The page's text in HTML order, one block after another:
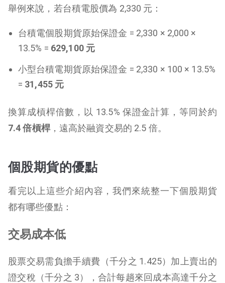
舉例來說，若台積電股價為 2,330 元：
台積電個股期貨原始保證金 = 2,330 × 2,000 ×
13.5% = 629,100 元
小型台積電期貨原始保證金 = 2,330 × 100 × 13.5%
= 31,455 元
換算成槓桿倍數，以 13.5% 保證金計算，等同於約
7.4 倍槓桿，遠高於融資交易的 2.5 倍。
個股期貨的優點
看完以上這些介紹內容，我們來統整一下個股期貨
都有哪些優點：
交易成本低
股票交易需負擔手續費（千分之 1.425）加上賣出的
證交稅（千分之 3），合計每趟來回成本高達千分之